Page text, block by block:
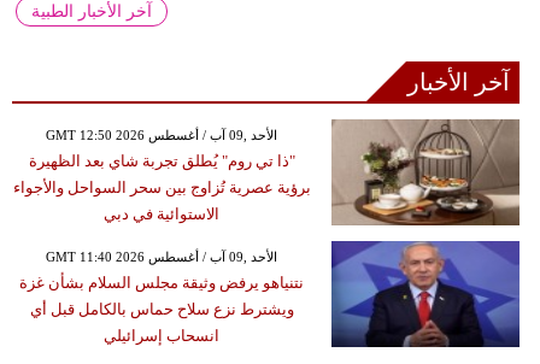
آخر الأخبار الطبية
آخر الأخبار
GMT 12:50 2026 الأحد ,09 آب / أغسطس
"ذا تي روم" يُطلق تجربة شاي بعد الظهيرة
برؤية عصرية تُزاوج بين سحر السواحل والأجواء
الاستوائية في دبي
GMT 11:40 2026 الأحد ,09 آب / أغسطس
نتنياهو يرفض وثيقة مجلس السلام بشأن غزة
ويشترط نزع سلاح حماس بالكامل قبل أي
انسحاب إسرائيلي